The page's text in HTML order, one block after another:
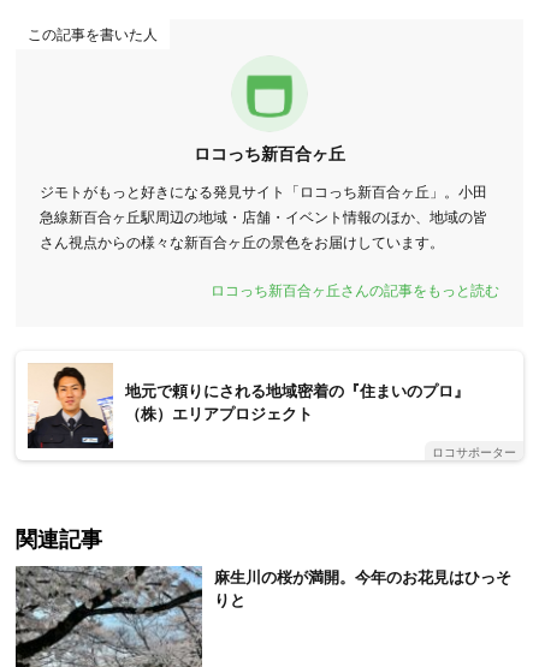
この記事を書いた人
ロコっち新百合ヶ丘
ジモトがもっと好きになる発見サイト「ロコっち新百合ヶ丘」。小田
急線新百合ヶ丘駅周辺の地域・店舗・イベント情報のほか、地域の皆
さん視点からの様々な新百合ヶ丘の景色をお届けしています。
ロコっち新百合ヶ丘さんの記事をもっと読む
地元で頼りにされる地域密着の『住まいのプロ』
（株）エリアプロジェクト
ロコサポーター
関連記事
麻生川の桜が満開。今年のお花見はひっそ
りと